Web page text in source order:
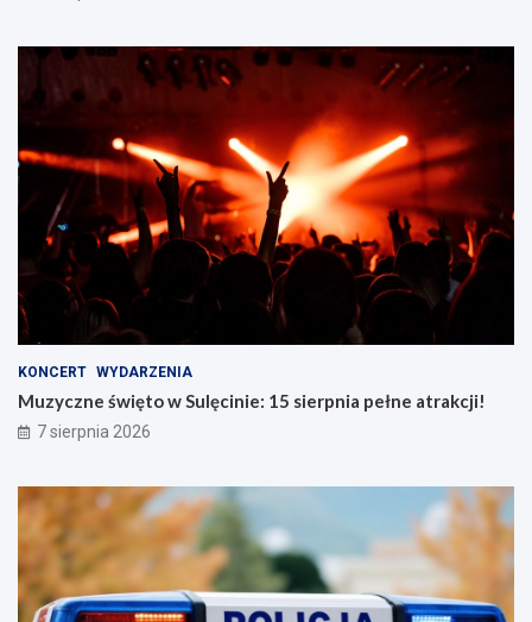
KONCERT WYDARZENIA
Muzyczne święto w Sulęcinie: 15 sierpnia pełne atrakcji!
7 sierpnia 2026